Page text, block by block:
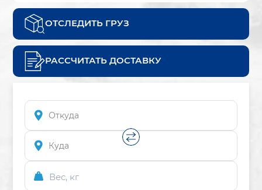
ОТСЛЕДИТЬ ГРУЗ
РАССЧИТАТЬ ДОСТАВКУ
Вес, кг